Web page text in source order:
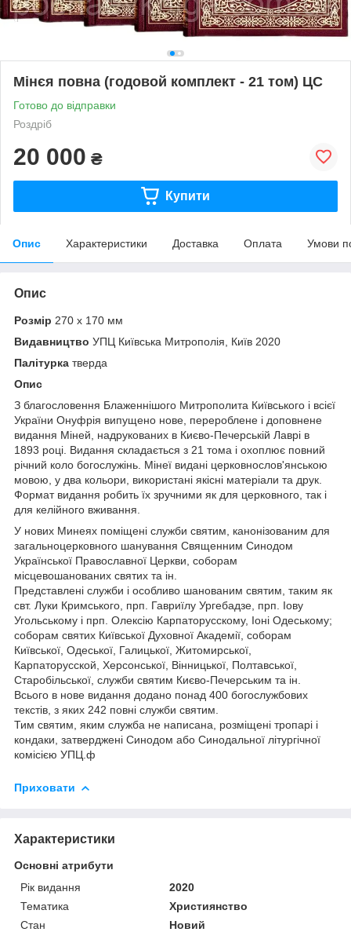
Мінєя повна (годовой комплект - 21 том) ЦC
Готово до відправки
Роздріб
20 000 ₴
Купити
Опис Характеристики Доставка Оплата Умови
Опис
Розмір 270 х 170 мм
Видавництво УПЦ Київська Митрополія, Київ 2020
Палітурка тверда
Опис
З благословення Блаженнішого Митрополита Київського і всієї
України Онуфрія випущено нове, перероблене і доповнене
видання Міней, надрукованих в Києво-Печерській Лаврі в
1893 році. Видання складається з 21 тома і охоплює повний
річний коло богослужінь. Мінеї видані церковнослов'янською
мовою, у два кольори, використані якісні матеріали та друк.
Формат видання робить їх зручними як для церковного, так і
для келійного вживання.
У нових Минеях поміщені служби святим, канонізованим для
загальноцерковного шанування Священним Синодом
Української Православної Церкви, соборам
місцевошанованих святих та ін.
Представлені служби і особливо шанованим святим, таким як
свт. Луки Кримського, прп. Гавриїлу Ургебадзе, прп. Іову
Угольському і прп. Олексію Карпаторусскому, Іоні Одеському;
соборам святих Київської Духовної Академії, соборам
Київської, Одеської, Галицької, Житомирської,
Карпаторусской, Херсонської, Вінницької, Полтавської,
Старобільської, служби святим Києво-Печерським та ін.
Всього в нове видання додано понад 400 богослужбових
текстів, з яких 242 повні служби святим.
Тим святим, яким служба не написана, розміщені тропарі і
кондаки, затверджені Синодом або Синодальної літургічної
комісією УПЦ.ф
Приховати
Характеристики
Основні атрибути
Рік видання
2020
Тематика
Християнство
Стан
Новий